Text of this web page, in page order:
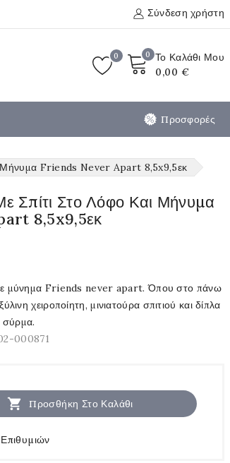
Σύνδεση χρήστη
0 Το Καλάθι Μου
0,00 €
0
Προσφορές
Μήνυμα Friends Never Apart 8,5x9,5εκ
Σπίτι Στο Λόφο Και Μήνυμα
8,5x9,5εκ
μύνημα Friends never apart. Όπου στο πάνω
χειροποίητη, μινιατούρα σπιτιού και δίπλα
σύρμα.
000871
 Προσθήκη Στο Καλάθι